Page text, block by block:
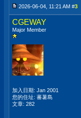
2026-06-04, 11:21 AM #3
CGEWAY
Major Member
加入日期: Jan 2001
您的住址: 蕃薯島
文章: 282